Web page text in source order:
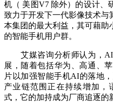
机（ 美图V7 除外）的设计、
致力于开发下一代影像技术与
本集团的最大利益，其可藉助
的智能手机用户群。
艾媒咨询分析师认为，AI
展，随着包括华为、高通、
片以加强智能手机AI的落地
产业链范围正在持续增加，
式，它的加持成为厂商追逐的